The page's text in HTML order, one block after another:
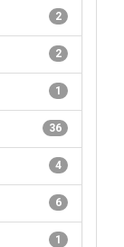
2
2
1
36
4
6
1